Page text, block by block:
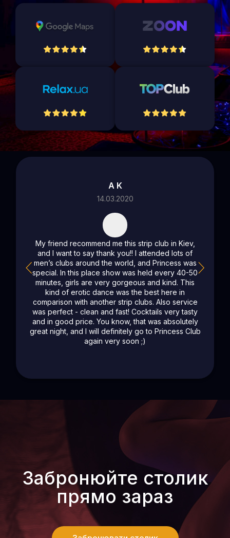
Олександр Гордієнко
18.08.2025
Хочеться сказати, що це не просто стрип, це
щось більше - тут майже повноцінні вистави.
Дівчата - принцеси. Також дуже сподобався
декор в клубі, все гарно оформлено, сюди
хочеться повертатися.
Забронюйте столик
прямо зараз
Забронювати столик